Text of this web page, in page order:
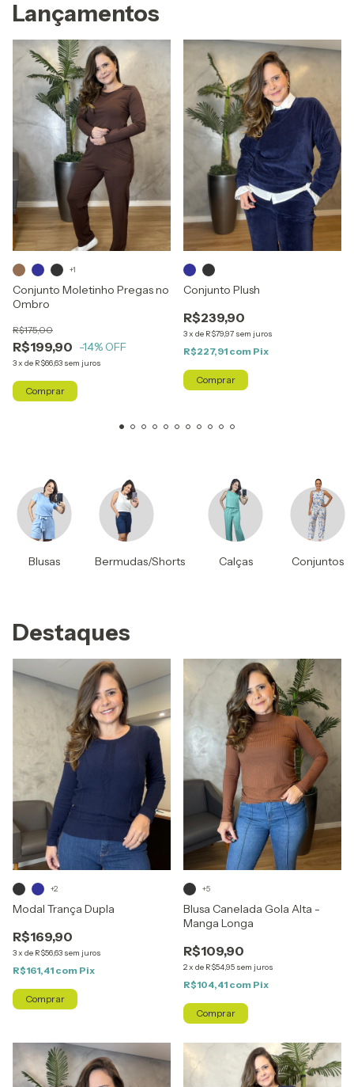
Lançamentos
Conjunto Moletinho Pregas no
Ombro
R$199,90
R$175,00
-14% OFF
3x de R$66,63 sem juros
+1
Comprar
Conjunto Plush
R$239,90
3x de R$79,97 sem juros
R$227,91 com Pix
Comprar
Blusas Bermudas/Shorts Calças Conjuntos
Destaques
Modal Trança Dupla
R$169,90
3x de R$56,63 sem juros
R$161,41 com Pix
+2
Comprar
Blusa Canelada Gola Alta -
Manga Longa
R$109,90
2x de R$54,95 sem juros
R$104,41 com Pix
+5
Comprar